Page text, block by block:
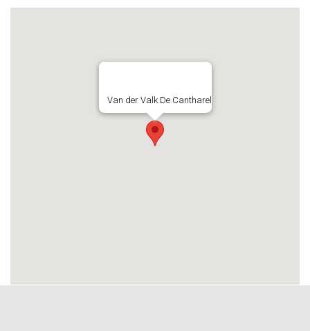
Van der Valk De Cantharel